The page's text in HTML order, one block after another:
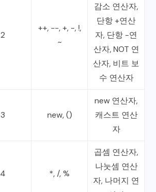
2
++, --, +, -, !,
~
감소 연산자,
단항 +연산
자, 단항 -연
산자, NOT 연
산자, 비트 보
수 연산자
3 new, ()
new 연산자,
캐스트 연산
자
4 *, /, %
곱셈 연산자,
나눗셈 연산
자, 나머지 연